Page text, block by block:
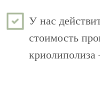
У нас
стоимость
криолиполиза